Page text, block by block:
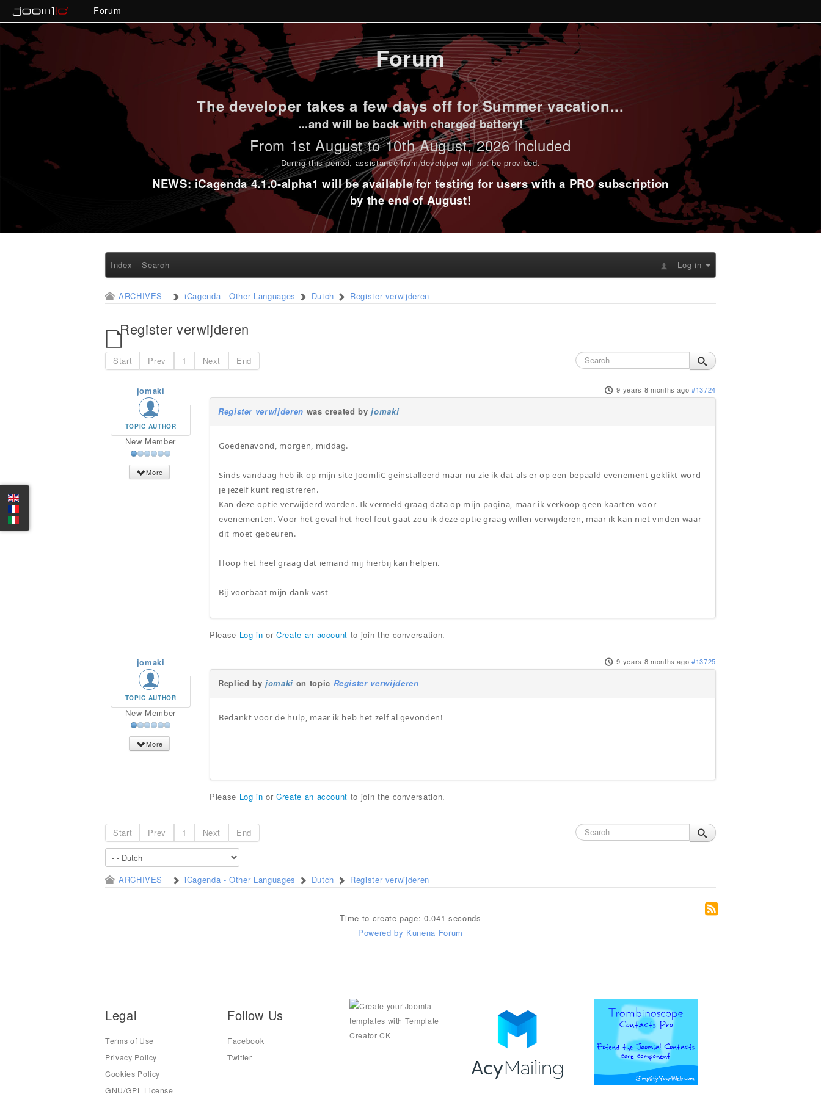
Forum
Forum
The developer takes a few days off for Summer vacation...
...and will be back with charged battery!
From 1st August to 10th August, 2026 included
During this period, assistance from developer will not be provided.
NEWS: iCagenda 4.1.0-alpha1 will be available for testing for users with a PRO subscription
by the end of August!
Index Search Log in
ARCHIVES iCagenda - Other Languages Dutch Register verwijderen
Register verwijderen
Start Prev 1 Next End
jomaki
TOPIC AUTHOR
New Member
More
9 years 8 months ago #13724
Register verwijderen was created byjomaki
Goedenavond, morgen, middag.
Sinds vandaag heb ik op mijn site JoomliC geinstalleerd maar nu zie ik dat als er op een bepaald evenement geklikt word
je jezelf kunt registreren.
Kan deze optie verwijderd worden. Ik vermeld graag data op mijn pagina, maar ik verkoop geen kaarten voor
evenementen. Voor het geval het heel fout gaat zou ik deze optie graag willen verwijderen, maar ik kan niet vinden waar
dit moet gebeuren.
Hoop het heel graag dat iemand mij hierbij kan helpen.
Bij voorbaat mijn dank vast
Please Log in orCreate an account to join the conversation.
jomaki
TOPIC AUTHOR
New Member
More
9 years 8 months ago #13725
Replied byjomaki on topic Register verwijderen
Bedankt voor de hulp, maar ik heb het zelf al gevonden!
Please Log in orCreate an account to join the conversation.
Start Prev 1 Next End
ARCHIVES iCagenda - Other Languages Dutch Register verwijderen
Time to create page: 0.041 seconds
Powered by Kunena Forum
Legal
Terms of Use
Privacy Policy
Cookies Policy
GNU/GPL License
Follow Us
Facebook
Twitter